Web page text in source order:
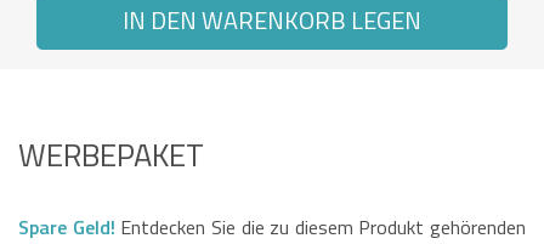
IN DEN WARENKORB LEGEN
WERBEPAKET
Spare Geld! Entdecken Sie die zu diesem Produkt gehörenden